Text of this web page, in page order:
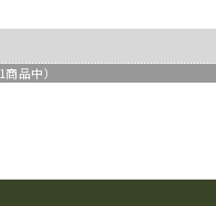
1商品中）